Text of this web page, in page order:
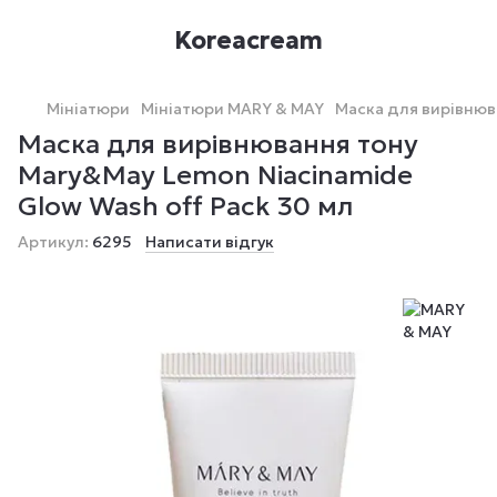
Koreacream
Мініатюри Мініатюри MARY & MAY Маска для
Маска для вирівнювання тону
Mary&May Lemon Niacinamide
Glow Wash off Pack 30 мл
Артикул: 6295 Написати відгук